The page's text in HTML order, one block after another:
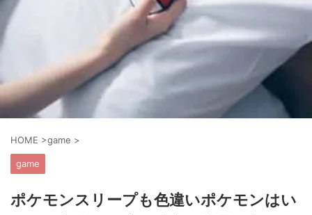
HOME >game >
game
ポケモンスリープも色違いポケモンはい